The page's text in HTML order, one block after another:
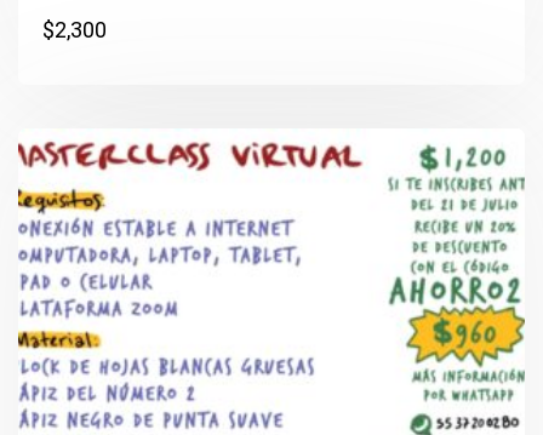
$2,300